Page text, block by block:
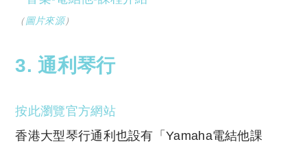
（圖片來源）
3. 通利琴行
按此瀏覽官方網站
香港大型琴行通利也設有「Yamaha電結他課